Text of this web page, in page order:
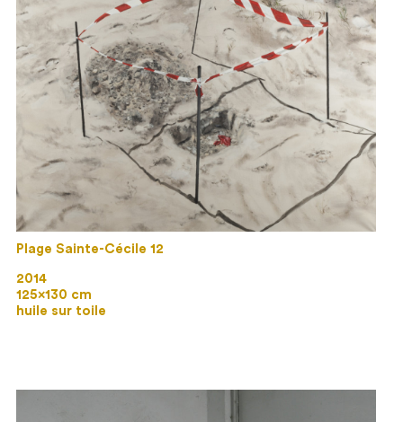
Plage Sainte-Cécile 12
2014
125×130 cm
huile sur toile